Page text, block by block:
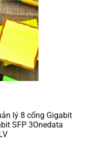
lý 8 cổng Gigabit
SFP 3Onedata